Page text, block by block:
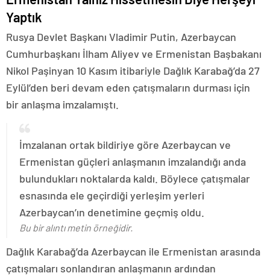
Yaptık
Rusya Devlet Başkanı Vladimir Putin, Azerbaycan
Cumhurbaşkanı İlham Aliyev ve Ermenistan Başbakanı
Nikol Paşinyan 10 Kasım itibariyle Dağlık Karabağ’da 27
Eylül’den beri devam eden çatışmaların durması için
bir anlaşma imzalamıştı.
İmzalanan ortak bildiriye göre Azerbaycan ve
Ermenistan güçleri anlaşmanın imzalandığı anda
bulundukları noktalarda kaldı. Böylece çatışmalar
esnasında ele geçirdiği yerleşim yerleri
Azerbaycan’ın denetimine geçmiş oldu.
Bu bir alıntı metin örneğidir.
Dağlık Karabağ’da Azerbaycan ile Ermenistan arasında
çatışmaları sonlandıran anlaşmanın ardından